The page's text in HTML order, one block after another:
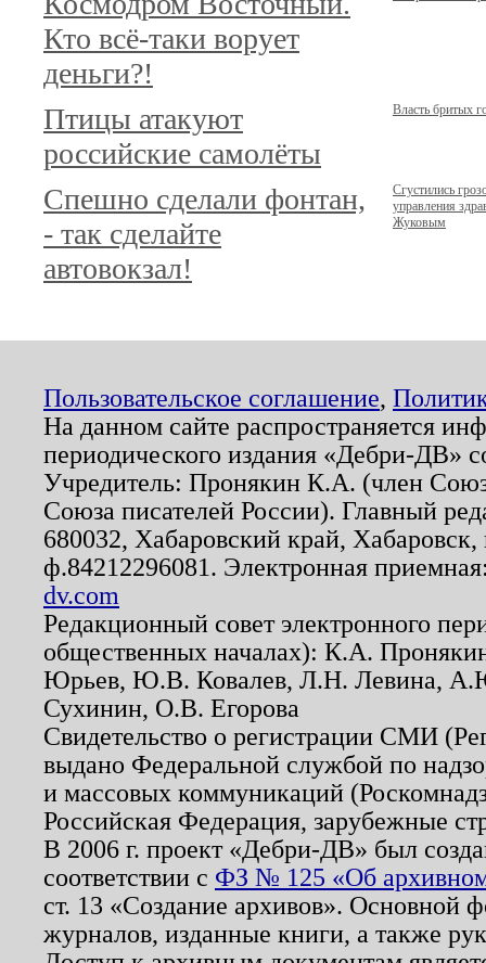
Кто всё-таки ворует
деньги?!
Птицы атакуют
российские самолёты
Власть бритых
Спешно сделали фонтан,
- так сделайте
автовокзал!
Сгустились
управления
Жуковым
Пользовательское соглашение,
На данном сайте распространяется
периодического издания «Дебри-ДВ»
Учредитель: Пронякин К.А. (член
Союза писателей России). Главный
680032, Хабаровский край,
ф.84212296081. Электронная
dv.com
Редакционный совет электронного
общественных началах): К.А.
Юрьев, Ю.В. Ковалев, Л.Н. Левина,
Сухинин, О.В. Егорова
Свидетельство о регистрации СМИ
выдано Федеральной службой по
и массовых коммуникаций
Российская Федерация, зарубежные
В 2006 г. проект «Дебри-ДВ» был
соответствии с ФЗ № 125 «Об
ст. 13 «Создание архивов». Основной
журналов, изданные книги, а также